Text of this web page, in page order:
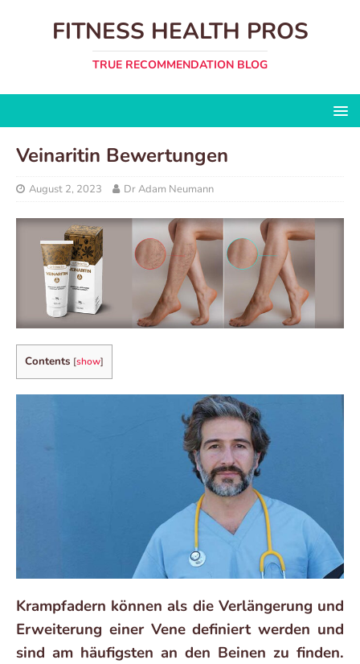
FITNESS HEALTH PROS
TRUE RECOMMENDATION BLOG
Veinaritin Bewertungen
August 2, 2023 Dr Adam Neumann
Contents [show]
Krampfadern können als die Verlängerung und
Erweiterung einer Vene definiert werden und
sind am häufigsten an den Beinen zu finden.